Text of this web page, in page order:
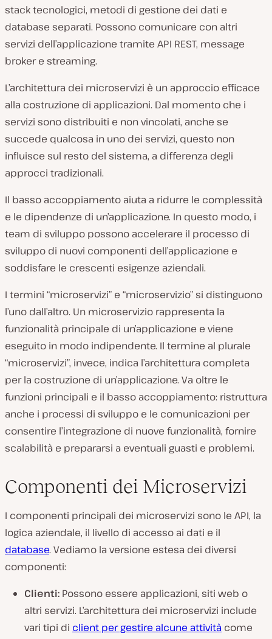
stack tecnologici, metodi di gestione dei dati e
database separati. Possono comunicare con altri
servizi dell’applicazione tramite API REST, message
broker e streaming.
L’architettura dei microservizi è un approccio efficace
alla costruzione di applicazioni. Dal momento che i
servizi sono distribuiti e non vincolati, anche se
succede qualcosa in uno dei servizi, questo non
influisce sul resto del sistema, a differenza degli
approcci tradizionali.
Il basso accoppiamento aiuta a ridurre le complessità
e le dipendenze di un’applicazione. In questo modo, i
team di sviluppo possono accelerare il processo di
sviluppo di nuovi componenti dell’applicazione e
soddisfare le crescenti esigenze aziendali.
I termini “microservizi” e “microservizio” si distinguono
l’uno dall’altro. Un microservizio rappresenta la
funzionalità principale di un’applicazione e viene
eseguito in modo indipendente. Il termine al plurale
“microservizi”, invece, indica l’architettura completa
per la costruzione di un’applicazione. Va oltre le
funzioni principali e il basso accoppiamento: ristruttura
anche i processi di sviluppo e le comunicazioni per
consentire l’integrazione di nuove funzionalità, fornire
scalabilità e prepararsi a eventuali guasti e problemi.
Componenti dei Microservizi
I componenti principali dei microservizi sono le API, la
logica aziendale, il livello di accesso ai dati e il
database. Vediamo la versione estesa dei diversi
componenti:
Clienti: Possono essere applicazioni, siti web o
altri servizi. L’architettura dei microservizi include
vari tipi di client per gestire alcune attività come